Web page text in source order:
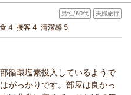
かせ和膳／特別2食付
ツイン
人あたり/税込)
いただきまして誠にありが
男性/60代 夫婦旅行
4 接客 4 清潔感 5
循環塩素投入しているようで
がっかりです。部屋は良かっ